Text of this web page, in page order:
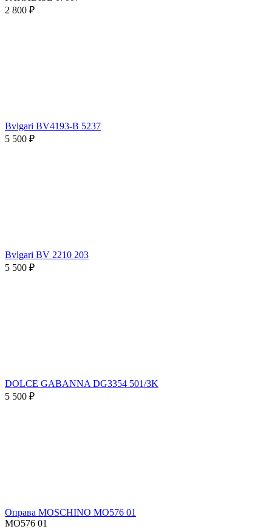
2 800 ₽
Bvlgari BV4193-B 5237
5 500 ₽
Bvlgari BV 2210 203
5 500 ₽
DOLCE GABANNA DG3354 501/3K
5 500 ₽
Оправа MOSCHINO MO576 01
MO576 01